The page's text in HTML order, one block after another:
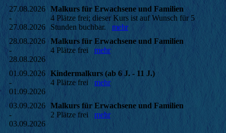
27.08.2026
-
27.08.2026
Malkurs für Erwachsene und Familien
4 Plätze frei; dieser Kurs ist auf Wunsch für 5
Stunden buchbar. mehr
28.08.2026
-
28.08.2026
Malkurs für Erwachsene und Familien
4 Plätze frei mehr
01.09.2026
-
01.09.2026
Kindermalkurs (ab 6 J. - 11 J.)
4 Plätze frei mehr
03.09.2026
-
03.09.2026
Malkurs für Erwachsene und Familien
2 Plätze frei mehr